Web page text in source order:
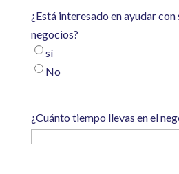
¿Está interesado en ayudar con sus finanzas de
negocios?
sí
No
¿Cuánto tiempo llevas en el